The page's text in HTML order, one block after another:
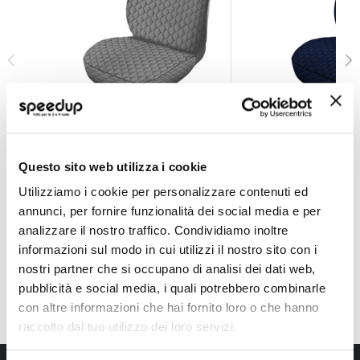
Questo sito web utilizza i cookie
Utilizziamo i cookie per personalizzare contenuti ed
annunci, per fornire funzionalità dei social media e per
analizzare il nostro traffico. Condividiamo inoltre
informazioni sul modo in cui utilizzi il nostro sito con i
nostri partner che si occupano di analisi dei dati web,
pubblicità e social media, i quali potrebbero combinarle
con altre informazioni che hai fornito loro o che hanno
raccolto dal tuo utilizzo dei loro servizi.
Coprisedili anteriori 1pz Murray XL - NORRIS
34,65 €
CONSEGNA IN 48H
Coprisedili anteriori
34,65 €
CONSEGNA IN 48H